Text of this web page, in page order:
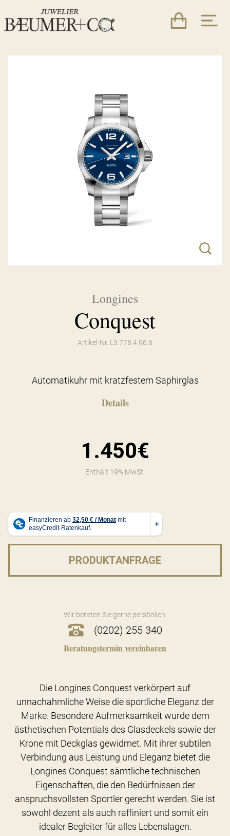
Longines
Conquest
Artikel-Nr. L3.778.4.96.6
Automatikuhr mit kratzfestem Saphirglas
Details
1.450€
Enthält 19% MwSt.
PRODUKTANFRAGE
Wir beraten Sie gerne persönlich:
(0202) 255 340
Beratungstermin vereinbaren
Die Longines Conquest verkörpert auf
unnachahmliche Weise die sportliche Eleganz der
Marke. Besondere Aufmerksamkeit wurde dem
ästhetischen Potentials des Glasdeckels sowie der
Krone mit Deckglas gewidmet. Mit ihrer subtilen
Verbindung aus Leistung und Eleganz bietet die
Longines Conquest sämtliche technischen
Eigenschaften, die den Bedürfnissen der
anspruchsvollsten Sportler gerecht werden. Sie ist
sowohl dezent als auch raffiniert und somit ein
idealer Begleiter für alles Lebenslagen.